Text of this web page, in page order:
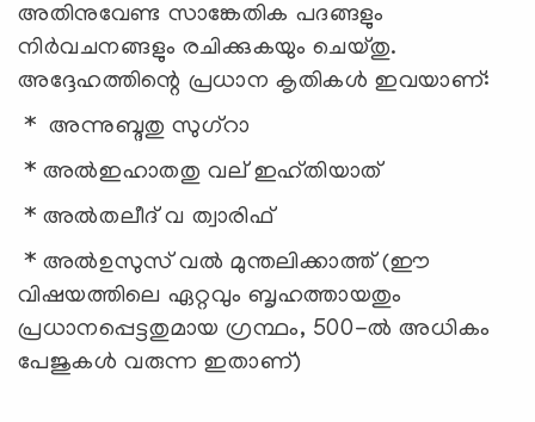
അതിനുവേണ്ട സാങ്കേതിക പദങ്ങളും
നിർവചനങ്ങളും രചിക്കുകയും ചെയ്തു.
അദ്ദേഹത്തിന്റെ പ്രധാന കൃതികൾ ഇവയാണ്:
* അന്നുബ്ദതു സുഗ്റാ
* അൽഇഹാതതു വല് ഇഹ്തിയാത്
* അൽതലീദ് വ ത്വാരിഫ്
* അൽഉസുസ് വൽ മുന്തലിക്കാത്ത് (ഈ
വിഷയത്തിലെ ഏറ്റവും ബൃഹത്തായതും
പ്രധാനപ്പെട്ടതുമായ ഗ്രന്ഥം, 500-ൽ അധികം
പേജുകൾ വരുന്ന ഇതാണ്)